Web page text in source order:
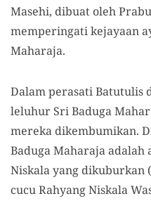
Masehi, dibuat oleh
memperingati kejayaan
Maharaja.
Dalam perasati Batutulis
leluhur Sri Baduga
mereka dikembumikan.
Baduga Maharaja adalah
Niskala yang dikuburkan (
cucu Rahyang Niskala